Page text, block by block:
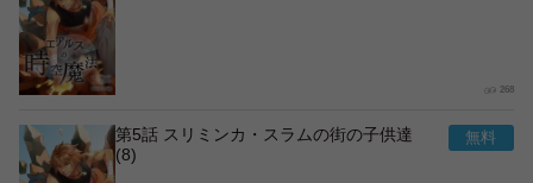
268
第5話 スリミンカ・スラムの街の子供達
(8)